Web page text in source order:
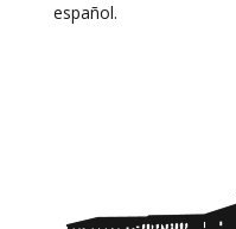
español.